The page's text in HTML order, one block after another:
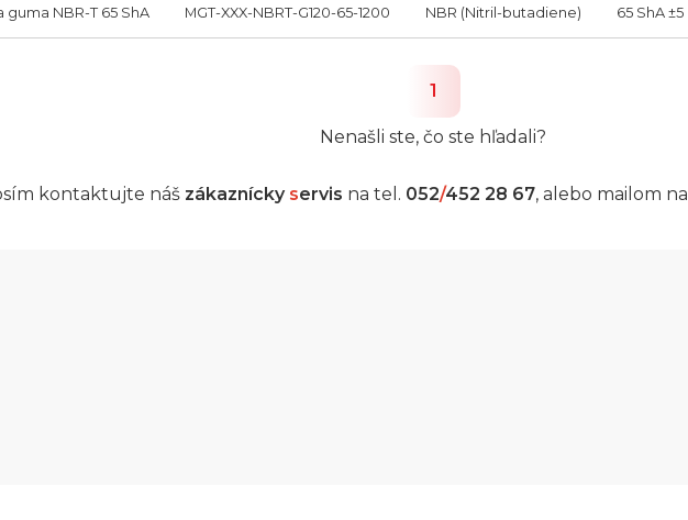
guma NBR-T 65 ShA MGT-XXX-NBRT-G120-65-1200 NBR (Nitril-butadiene) 65 ShA ±5
1
Nenašli ste, čo ste hľadali?
kontaktujte náš zákaznícky servis na tel. 052/452 28 67, alebo mailom na